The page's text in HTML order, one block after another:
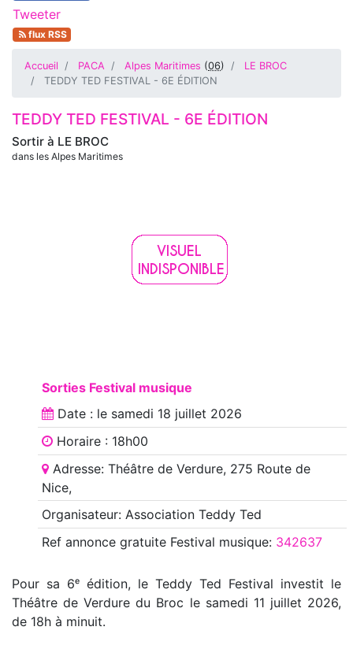
Tweeter
flux RSS
Accueil PACA Alpes Maritimes (06)
LE BROC
TEDDY TED FESTIVAL - 6E ÉDITION
Sortir à LE BROC
dans les Alpes Maritimes
TEDDY TED FESTIVAL - 6E ÉDITION
Sorties Festival musique
Date : le samedi 18 juillet 2026
Horaire : 18h00
Adresse: Théâtre de Verdure, 275 Route de
Nice,
Organisateur: Association Teddy Ted
Ref annoncegratuite Festival musique: 342637
Pour sa 6ᵉ édition, le Teddy Ted Festival investit le
Théâtre de Verdure du Broc le samedi 11 juillet 2026,
de 18h à minuit.